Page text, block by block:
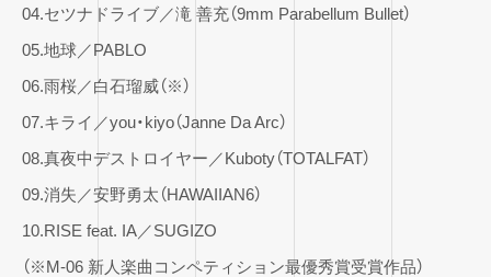
04.セツナドライブ／滝 善充（9mm Parabellum Bullet）
05.地球／PABLO
06.雨桜／白石瑠威（※）
07.キライ／you・kiyo（Janne Da Arc）
08.真夜中デストロイヤー／Kuboty（TOTALFAT）
09.消失／安野勇太（HAWAIIAN6）
10.RISE feat. IA／SUGIZO
（※M-06 新人楽曲コンペティション最優秀賞受賞作品）